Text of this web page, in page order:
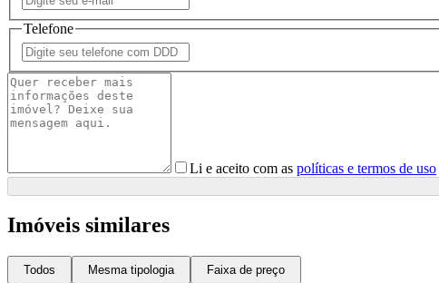
Telefone
Li e aceito com as políticas e termos de uso
Imóveis similares
Todos Mesma tipologia Faixa de preço